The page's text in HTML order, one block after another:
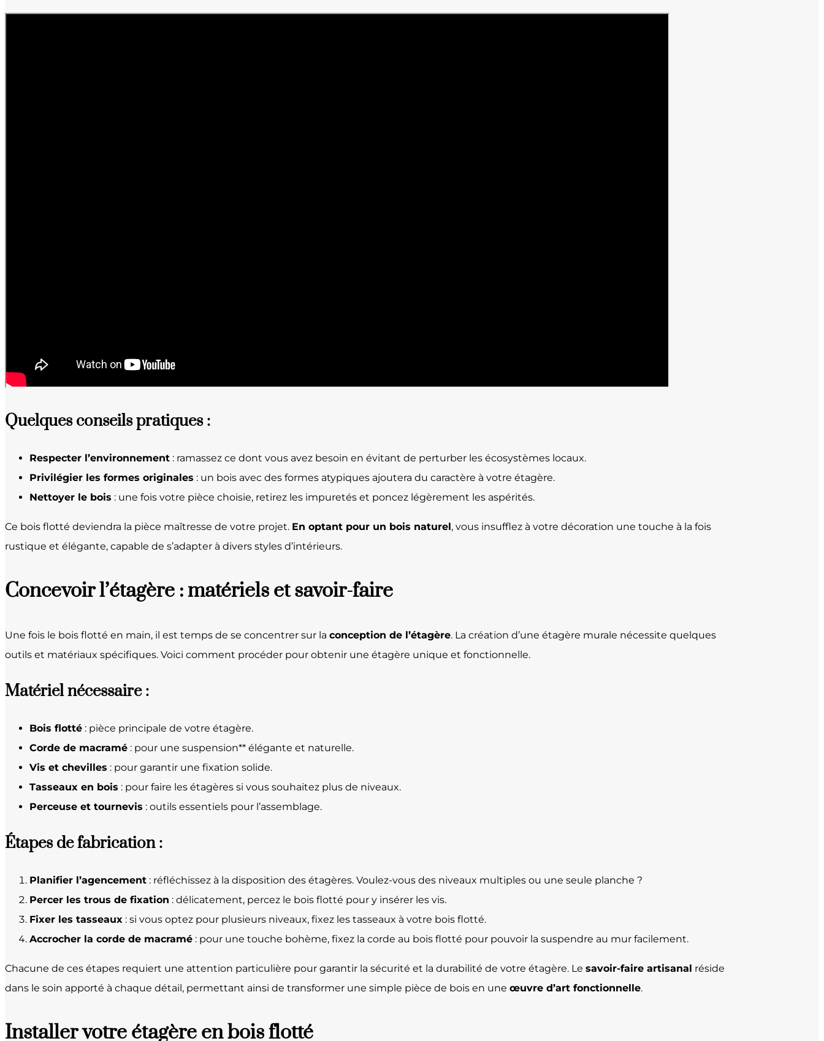
Quelques conseils pratiques :
Respecter l’environnement : ramassez ce dont vous avez besoin en évitant de perturber les écosystèmes locaux.
Privilégier les formes originales : un bois avec des formes atypiques ajoutera du caractère à votre étagère.
Nettoyer le bois : une fois votre pièce choisie, retirez les impuretés et poncez légèrement les aspérités.
Ce bois flotté deviendra la pièce maîtresse de votre projet. En optant pour un bois naturel, vous insufflez à votre décoration une touche à la fois
rustique et élégante, capable de s’adapter à divers styles d’intérieurs.
Concevoir l’étagère : matériels et savoir-faire
Une fois le bois flotté en main, il est temps de se concentrer sur la conception de l’étagère. La création d’une étagère murale nécessite quelques
outils et matériaux spécifiques. Voici comment procéder pour obtenir une étagère unique et fonctionnelle.
Matériel nécessaire :
Bois flotté : pièce principale de votre étagère.
Corde de macramé : pour une suspension** élégante et naturelle.
Vis et chevilles : pour garantir une fixation solide.
Tasseaux en bois : pour faire les étagères si vous souhaitez plus de niveaux.
Perceuse et tournevis : outils essentiels pour l’assemblage.
Étapes de fabrication :
Planifier l’agencement : réfléchissez à la disposition des étagères. Voulez-vous des niveaux multiples ou une seule planche ?
Percer les trous de fixation : délicatement, percez le bois flotté pour y insérer les vis.
Fixer les tasseaux : si vous optez pour plusieurs niveaux, fixez les tasseaux à votre bois flotté.
Accrocher la corde de macramé : pour une touche bohème, fixez la corde au bois flotté pour pouvoir la suspendre au mur facilement.
Chacune de ces étapes requiert une attention particulière pour garantir la sécurité et la durabilité de votre étagère. Le savoir-faire artisanal réside
dans le soin apporté à chaque détail, permettant ainsi de transformer une simple pièce de bois en une œuvre d’art fonctionnelle.
Installer votre étagère en bois flotté